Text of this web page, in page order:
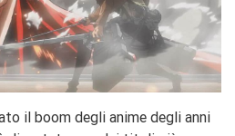
il boom degli anime degli anni